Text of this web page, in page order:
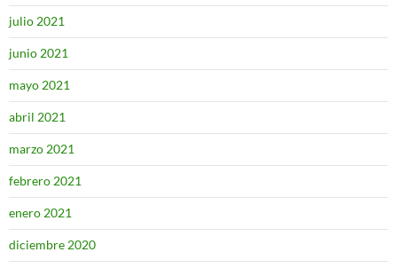
julio 2021
junio 2021
mayo 2021
abril 2021
marzo 2021
febrero 2021
enero 2021
diciembre 2020